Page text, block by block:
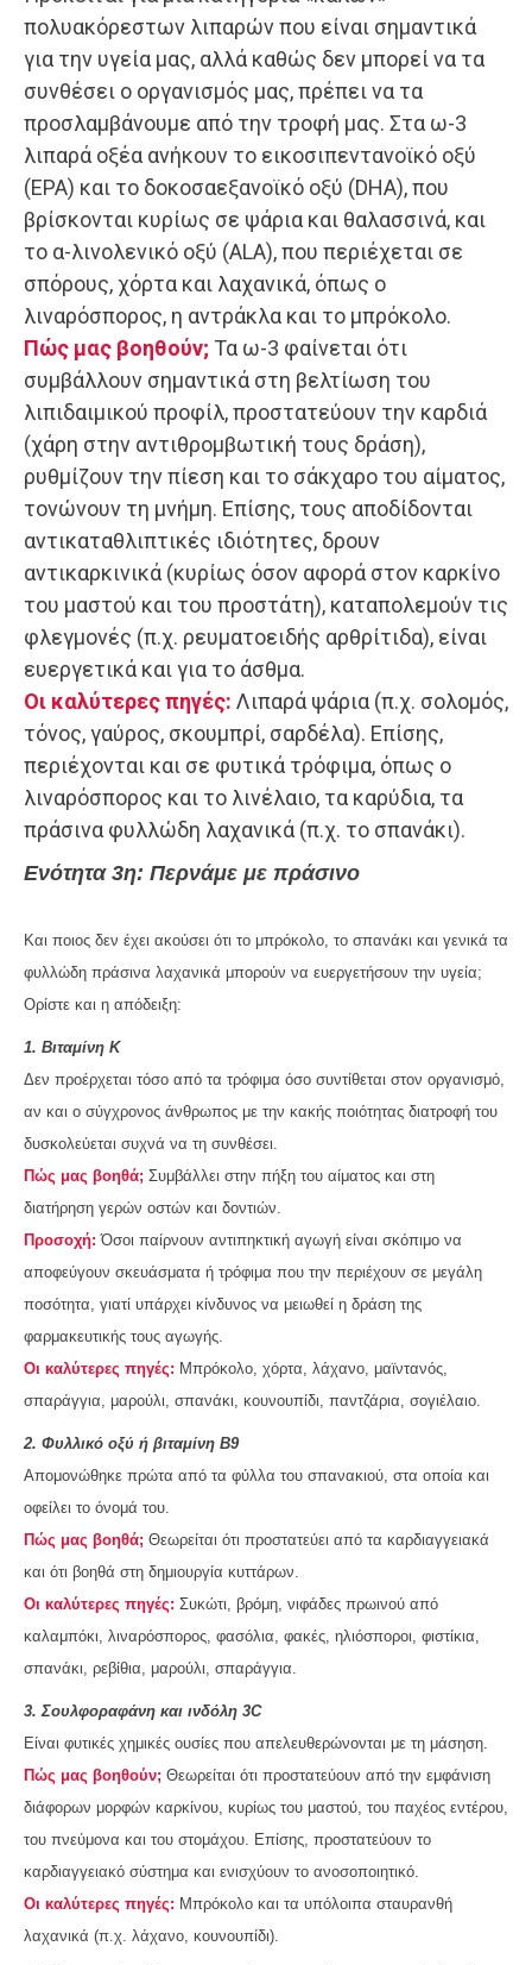
πολυακόρεστων λιπαρών που είναι σημαντικά
για την υγεία μας, αλλά καθώς δεν μπορεί να τα
συνθέσει ο οργανισμός μας, πρέπει να τα
προσλαμβάνουμε από την τροφή μας. Στα ω-3
λιπαρά οξέα ανήκουν το εικοσιπεντανοϊκό οξύ
(EPA) και το δοκοσαεξανοϊκό οξύ (DHA), που
βρίσκονται κυρίως σε ψάρια και θαλασσινά, και
το α-λινολενικό οξύ (ALA), που περιέχεται σε
σπόρους, χόρτα και λαχανικά, όπως ο
λιναρόσπορος, η αντράκλα και το μπρόκολο.
Πώς μας βοηθούν; Τα ω-3 φαίνεται ότι
συμβάλλουν σημαντικά στη βελτίωση του
λιπιδαιμικού προφίλ, προστατεύουν την καρδιά
(χάρη στην αντιθρομβωτική τους δράση),
ρυθμίζουν την πίεση και το σάκχαρο του αίματος,
τονώνουν τη μνήμη. Επίσης, τους αποδίδονται
αντικαταθλιπτικές ιδιότητες, δρουν
αντικαρκινικά (κυρίως όσον αφορά στον καρκίνο
του μαστού και του προστάτη), καταπολεμούν τις
φλεγμονές (π.χ. ρευματοειδής αρθρίτιδα), είναι
ευεργετικά και για το άσθμα.
Οι καλύτερες πηγές: Λιπαρά ψάρια (π.χ. σολομός,
τόνος, γαύρος, σκουμπρί, σαρδέλα). Επίσης,
περιέχονται και σε φυτικά τρόφιμα, όπως ο
λιναρόσπορος και το λινέλαιο, τα καρύδια, τα
πράσινα φυλλώδη λαχανικά (π.χ. το σπανάκι).
Ενότητα 3η: Περνάμε με πράσινο
Και ποιος δεν έχει ακούσει ότι το μπρόκολο, το σπανάκι και γενικά τα
φυλλώδη πράσινα λαχανικά μπορούν να ευεργετήσουν την υγεία;
Ορίστε και η απόδειξη:
1. Βιταμίνη Κ
Δεν προέρχεται τόσο από τα τρόφιμα όσο συντίθεται στον οργανισμό,
αν και ο σύγχρονος άνθρωπος με την κακής ποιότητας διατροφή του
δυσκολεύεται συχνά να τη συνθέσει.
Πώς μας βοηθά; Συμβάλλει στην πήξη του αίματος και στη
διατήρηση γερών οστών και δοντιών.
Προσοχή: Όσοι παίρνουν αντιπηκτική αγωγή είναι σκόπιμο να
αποφεύγουν σκευάσματα ή τρόφιμα που την περιέχουν σε μεγάλη
ποσότητα, γιατί υπάρχει κίνδυνος να μειωθεί η δράση της
φαρμακευτικής τους αγωγής.
Οι καλύτερες πηγές: Μπρόκολο, χόρτα, λάχανο, μαϊντανός,
σπαράγγια, μαρούλι, σπανάκι, κουνουπίδι, παντζάρια, σογιέλαιο.
2. Φυλλικό οξύ ή βιταμίνη Β9
Απομονώθηκε πρώτα από τα φύλλα του σπανακιού, στα οποία και
οφείλει το όνομά του.
Πώς μας βοηθά; Θεωρείται ότι προστατεύει από τα καρδιαγγειακά
και ότι βοηθά στη δημιουργία κυττάρων.
Οι καλύτερες πηγές: Συκώτι, βρόμη, νιφάδες πρωινού από
καλαμπόκι, λιναρόσπορος, φασόλια, φακές, ηλιόσποροι, φιστίκια,
σπανάκι, ρεβίθια, μαρούλι, σπαράγγια.
3. Σουλφοραφάνη και ινδόλη 3C
Είναι φυτικές χημικές ουσίες που απελευθερώνονται με τη μάσηση.
Πώς μας βοηθούν; Θεωρείται ότι προστατεύουν από την εμφάνιση
διάφορων μορφών καρκίνου, κυρίως του μαστού, του παχέος εντέρου,
του πνεύμονα και του στομάχου. Επίσης, προστατεύουν το
καρδιαγγειακό σύστημα και ενισχύουν το ανοσοποιητικό.
Οι καλύτερες πηγές: Μπρόκολο και τα υπόλοιπα σταυρανθή
λαχανικά (π.χ. λάχανο, κουνουπίδι).